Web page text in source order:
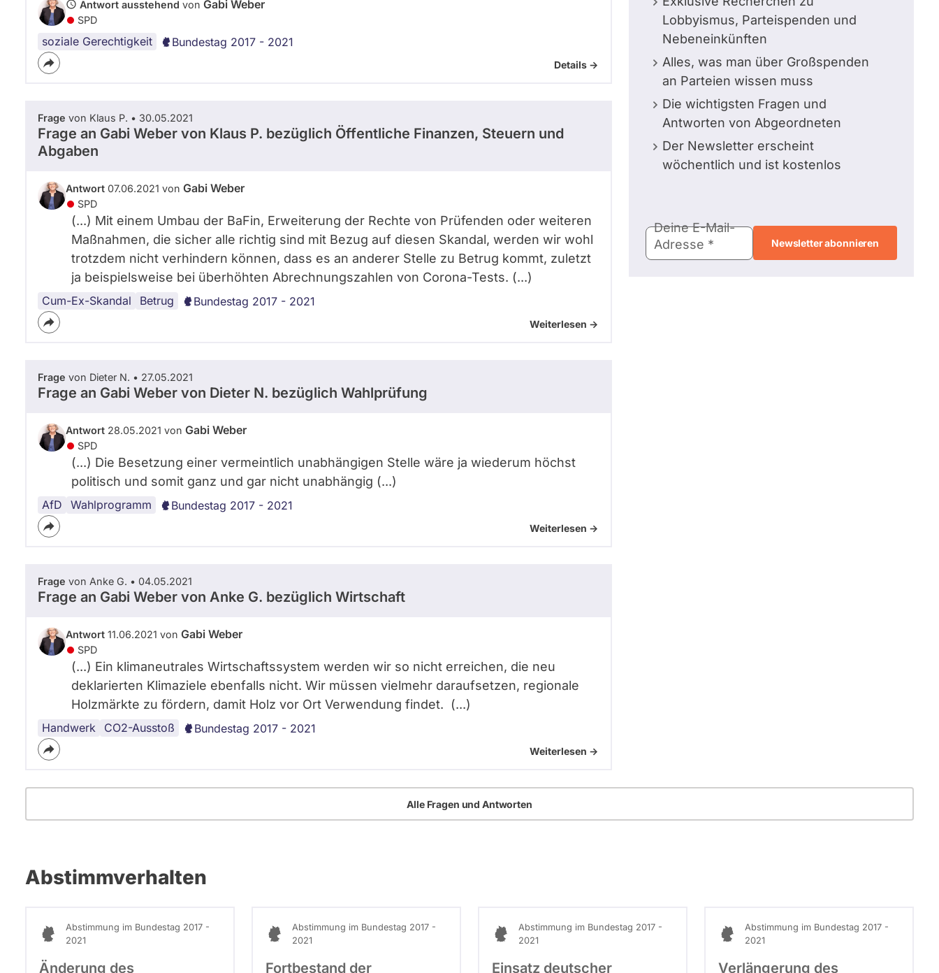
Antwort ausstehend von Gabi Weber
SPD
soziale Gerechtigkeit Bundestag 2017 - 2021
Details ->
Frage von Klaus P. • 30.05.2021
Frage an Gabi Weber von Klaus P. bezüglich Öffentliche Finanzen, Steuern und
Abgaben
Antwort 07.06.2021 von Gabi Weber
SPD
(...) Mit einem Umbau der BaFin, Erweiterung der Rechte von Prüfenden oder weiteren
Maßnahmen, die sicher alle richtig sind mit Bezug auf diesen Skandal, werden wir wohl
trotzdem nicht verhindern können, dass es an anderer Stelle zu Betrug kommt, zuletzt
ja beispielsweise bei überhöhten Abrechnungszahlen von Corona-Tests. (...)
Cum-Ex-Skandal Betrug
Wirecard
SPD Bundestag 2017 - 2021
Weiterlesen ->
Frage von Dieter N. • 27.05.2021
Frage an Gabi Weber von Dieter N. bezüglich Wahlprüfung
Antwort 28.05.2021 von Gabi Weber
SPD
(...) Die Besetzung einer vermeintlich unabhängigen Stelle wäre ja wiederum höchst
politisch und somit ganz und gar nicht unabhängig (...)
AfD Wahlprogramm
Wahl Bundestag 2017 - 2021
Weiterlesen ->
Frage von Anke G. • 04.05.2021
Frage an Gabi Weber von Anke G. bezüglich Wirtschaft
Antwort 11.06.2021 von Gabi Weber
SPD
(...) Ein klimaneutrales Wirtschaftssystem werden wir so nicht erreichen, die neu
deklarierten Klimaziele ebenfalls nicht. Wir müssen vielmehr daraufsetzen, regionale
Holzmärkte zu fördern, damit Holz vor Ort Verwendung findet. (...)
Handwerk CO2-Ausstoß
Umweltschutz
Wald
Export Bundestag 2017 - 2021
Weiterlesen ->
Lobbyismus, Parteispenden und
Nebeneinkünften
Alles, was man über Großspenden
an Parteien wissen muss
Die wichtigsten Fragen und
Antworten von Abgeordneten
Der Newsletter erscheint
wöchentlich und ist kostenlos
Mail-
Adresse
Deine E-Mail-
Adresse
Alle Fragen und Antworten
Abstimmverhalten
Abstimmung im Bundestag 2017 -
2021
Änderung des
Abstimmung im Bundestag 2017 -
2021
Fortbestand der
Abstimmung im Bundestag 2017 -
2021
Einsatz deutscher
Abstimmung im Bundestag 2017 -
2021
Verlängerung des